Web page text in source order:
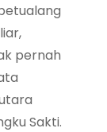
pernah
Sakti.